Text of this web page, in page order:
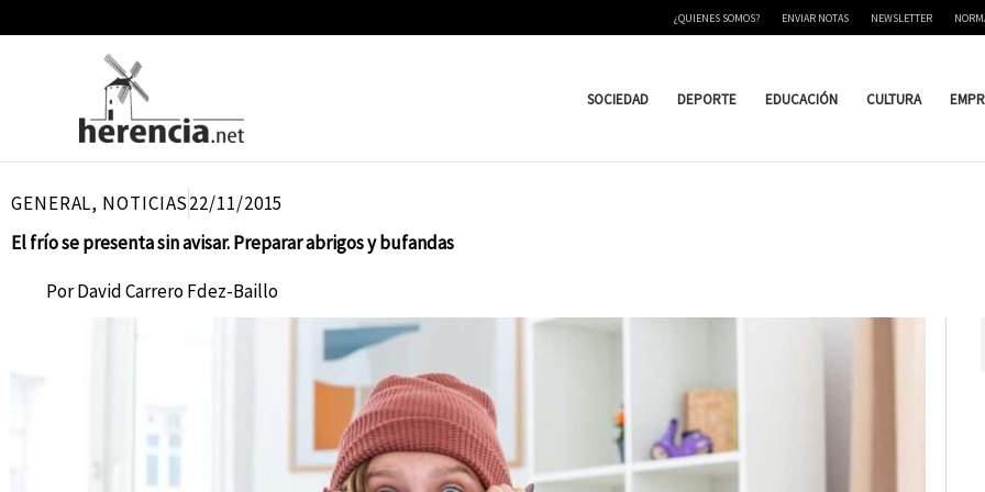
¿QUIENES SOMOS? ENVIAR NOTAS NEWSLETTER
SOCIEDAD DEPORTE EDUCACIÓN CULTURA
GENERAL, NOTICIAS22/11/2015
El frío se presenta sin avisar. Preparar abrigos y bufandas
PorDavid Carrero Fdez-Baillo